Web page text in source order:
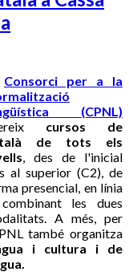
Consorci per a la
(CPNL)
cursos de
de tots els
, des de l'inicial
al superior (C2), de
presencial, en línia
les dues
A més, per
també organitza
i cultura i de